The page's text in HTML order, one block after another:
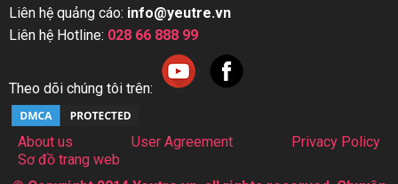
Liên hệ quảng cáo: info@yeutre.vn
Liên hệ Hotline: 028 66 888 99
Theo dõi chúng tôi trên:
About us User Agreement
Privacy Policy
Sơ đồ trang web